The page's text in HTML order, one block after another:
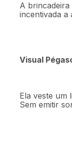
A brincadeira
incentivada a
Visual
Ela veste um
Sem emitir